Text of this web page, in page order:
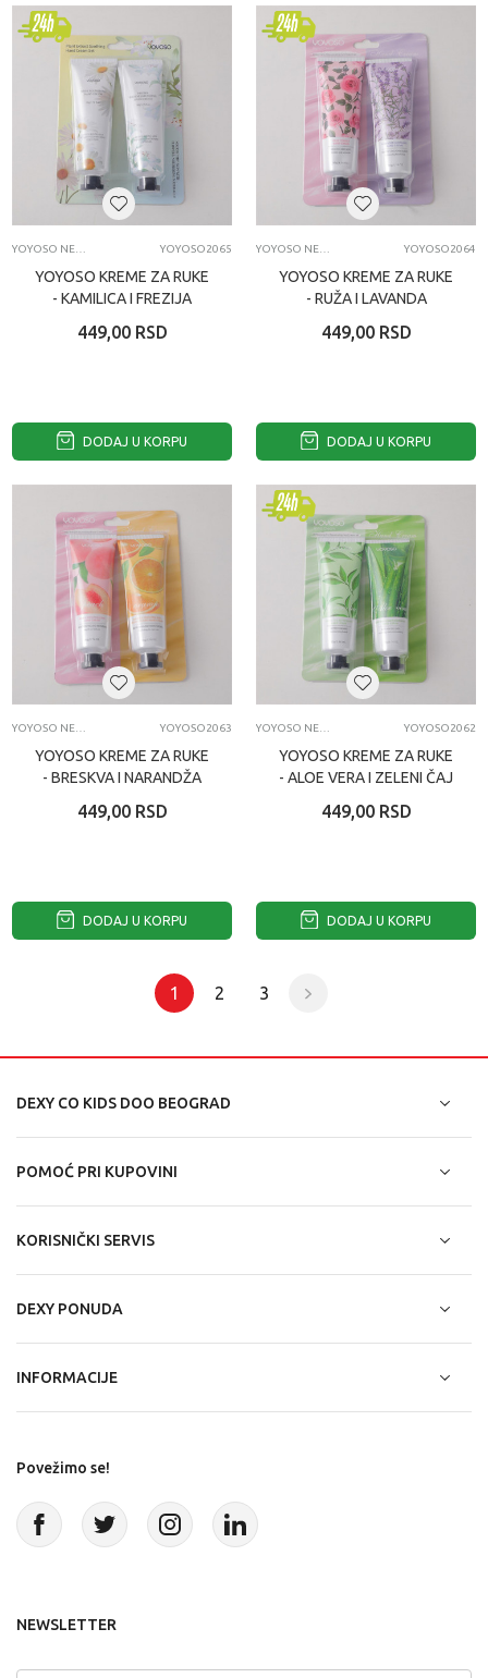
YOYOSO2065
YOYOSO KREME ZA RUKE
- KAMILICA I FREZIJA
449,00 RSD
DODAJ U KORPU
YOYOSO2064
YOYOSO KREME ZA RUKE
- RUŽA I LAVANDA
449,00 RSD
DODAJ U KORPU
YOYOSO2063
YOYOSO KREME ZA RUKE
- BRESKVA I NARANDŽA
449,00 RSD
DODAJ U KORPU
YOYOSO2062
YOYOSO KREME ZA RUKE
- ALOE VERA I ZELENI ČAJ
449,00 RSD
DODAJ U KORPU
1 2 3
DEXY CO KIDS DOO BEOGRAD
POMOĆ PRI KUPOVINI
KORISNIČKI SERVIS
DEXY PONUDA
INFORMACIJE
Povežimo se!
NEWSLETTER